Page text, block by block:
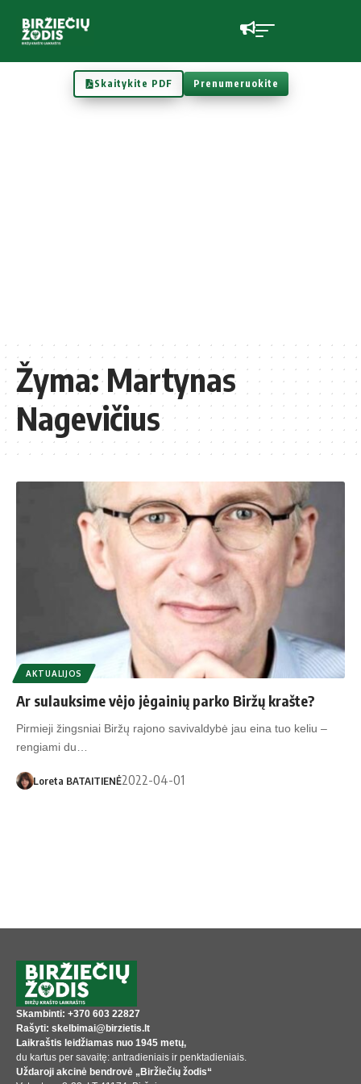
Skaitykite PDF Prenumeruokite
Žyma:Martynas
Nagevičius
AKTUALIJOS
Ar sulauksime vėjo jėgainių parko Biržų krašte?
Pirmieji žingsniai Biržų rajono savivaldybė jau eina tuo keliu –
rengiami du…
Loreta BATAITIENĖ2022-04-01
Skambinti: +370 603 22827
Rašyti: skelbimai@birzietis.lt
Laikraštis leidžiamas nuo 1945 metų,
du kartus per savaitę: antradieniais ir penktadieniais.
Uždaroji akcinė bendrovė „Biržiečių žodis“